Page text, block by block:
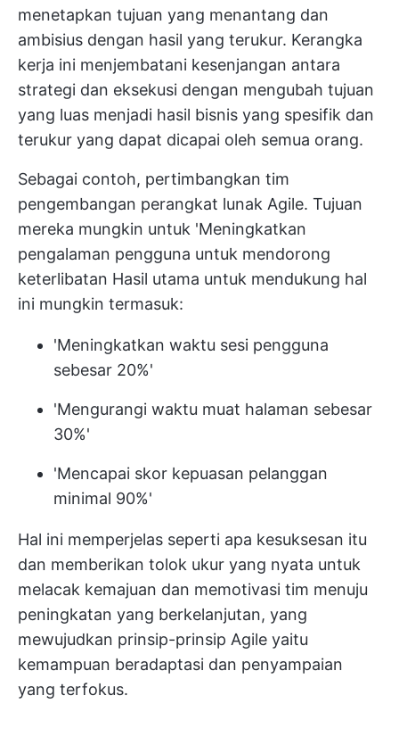
menetapkan tujuan yang menantang dan
ambisius dengan hasil yang terukur. Kerangka
kerja ini menjembatani kesenjangan antara
strategi dan eksekusi dengan mengubah tujuan
yang luas menjadi hasil bisnis yang spesifik dan
terukur yang dapat dicapai oleh semua orang.
Sebagai contoh, pertimbangkan tim
pengembangan perangkat lunak Agile. Tujuan
mereka mungkin untuk 'Meningkatkan
pengalaman pengguna untuk mendorong
keterlibatan Hasil utama untuk mendukung hal
ini mungkin termasuk:
'Meningkatkan waktu sesi pengguna
sebesar 20%'
'Mengurangi waktu muat halaman sebesar
30%'
'Mencapai skor kepuasan pelanggan
minimal 90%'
Hal ini memperjelas seperti apa kesuksesan itu
dan memberikan tolok ukur yang nyata untuk
melacak kemajuan dan memotivasi tim menuju
peningkatan yang berkelanjutan, yang
mewujudkan prinsip-prinsip Agile yaitu
kemampuan beradaptasi dan penyampaian
yang terfokus.